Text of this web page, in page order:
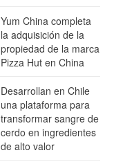
Yum China completa
la adquisición de la
propiedad de la marca
Pizza Hut en China
Desarrollan en Chile
una plataforma para
transformar sangre de
cerdo en ingredientes
de alto valor